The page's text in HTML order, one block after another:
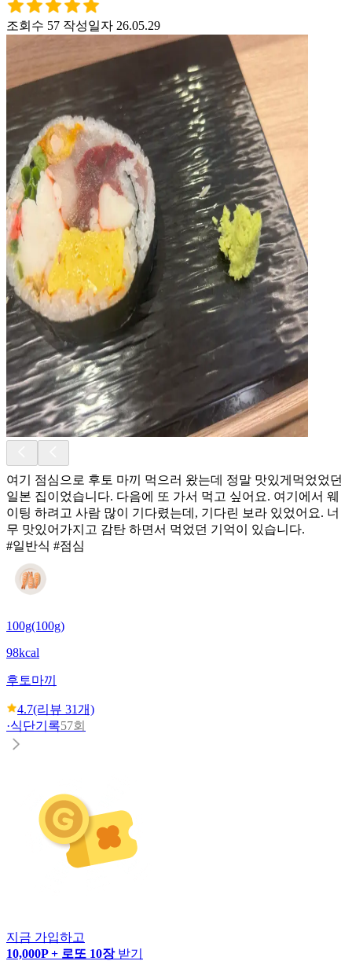
조회수 57 작성일자 26.05.29
여기 점심으로 후토 마끼 먹으러 왔는데 정말 맛있게먹었었던
일본 집이었습니다. 다음에 또 가서 먹고 싶어요. 여기에서 웨
이팅 하려고 사람 많이 기다렸는데, 기다린 보라 있었어요. 너
무 맛있어가지고 감탄 하면서 먹었던 기억이 있습니다.
#일반식 #점심
100g(100g)
98kcal
후토마끼
4.7(리뷰 31개)
·식단기록57회
지금 가입하고
10,000P + 로또 10장 받기